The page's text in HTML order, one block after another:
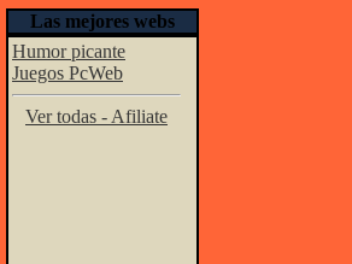
Las mejores webs
Humor picante
Juegos PcWeb
Ver todas - Afiliate